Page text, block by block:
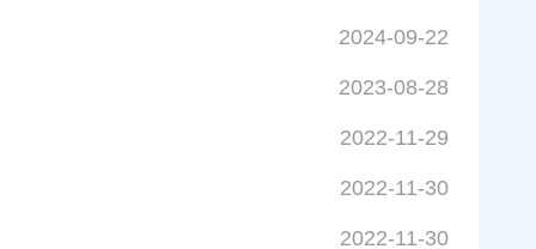
2024-09-22
2023-08-28
2022-11-29
2022-11-30
2022-11-30